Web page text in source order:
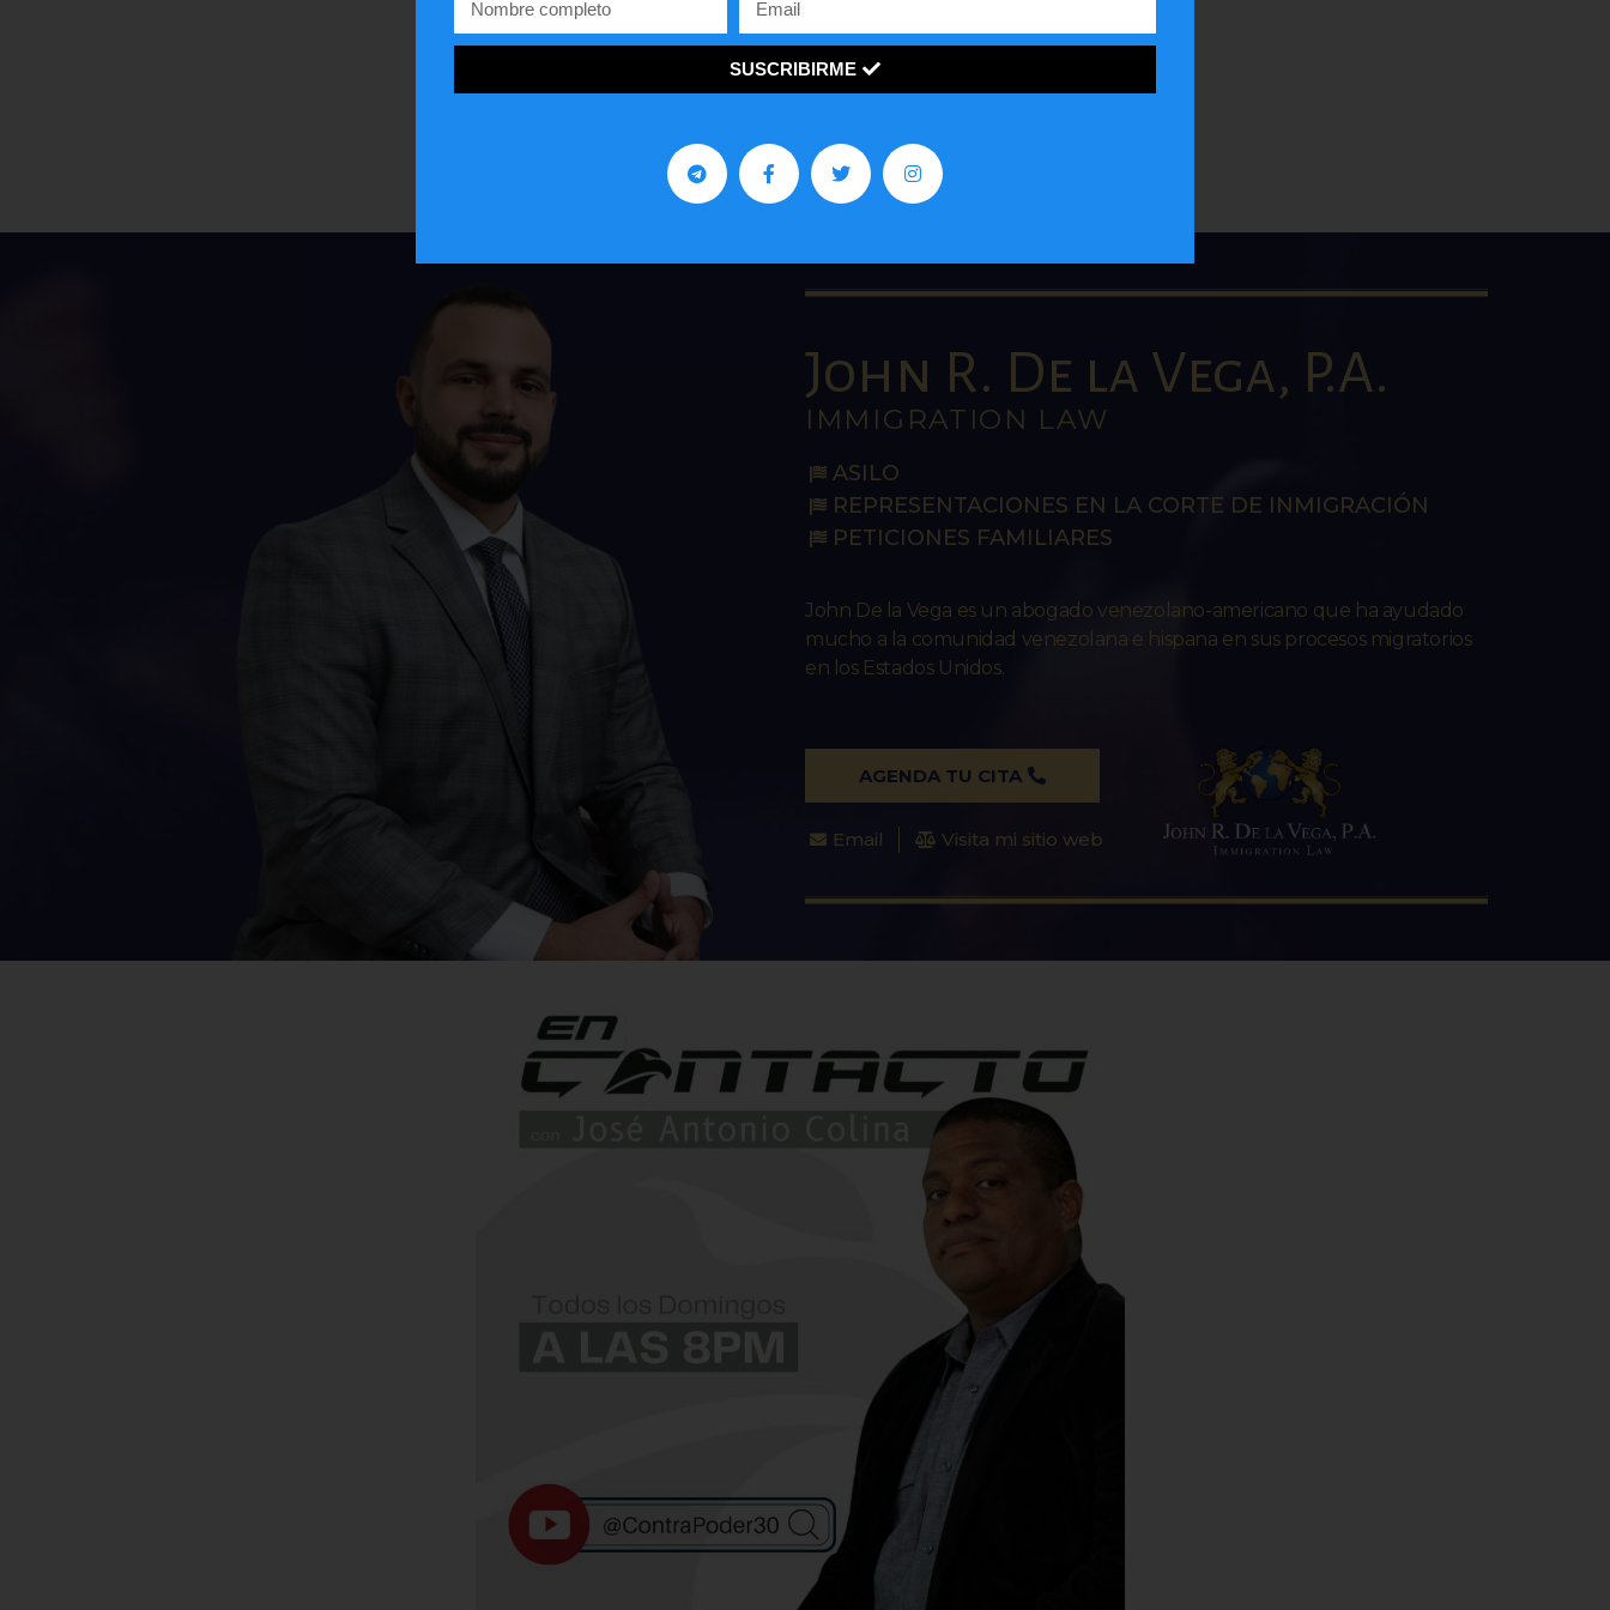
ventana a los jóvenes con una visión innovadora sobre la
economía y política de países como Estados Unidos y
Venezuela.
John R. De la Vega, P.A.
IMMIGRATION LAW
ASILO
REPRESENTACIONES EN LA CORTE DE INMIGRACIÓN
PETICIONES FAMILIARES
John De la Vega es un abogado venezolano-americano que ha ayudado
mucho a la comunidad venezolana e hispana en sus procesos migratorios
en los Estados Unidos.
AGENDA TU CITA
Email Visita mi sitio web
SUSCRIBIRME